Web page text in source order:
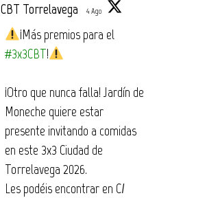
CBT Torrelavega 4 Ago
¡Más premios para el
#3x3CBT!
¡Otro que nunca falla! Jardín de
Moneche quiere estar
presente invitando a comidas
en este 3x3 Ciudad de
Torrelavega 2026.
Les podéis encontrar en C/